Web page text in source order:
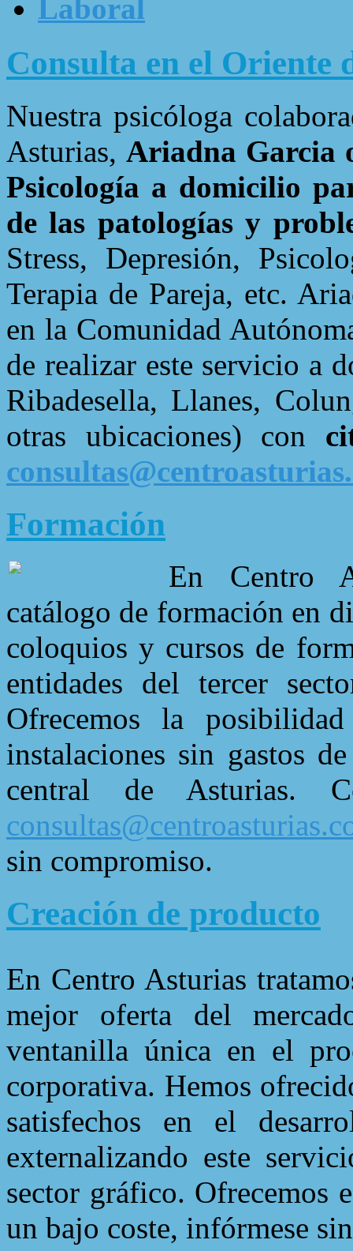
Laboral
Consulta en el Oriente
Nuestra psicóloga
Asturias, Ariadna Garcia
Psicología a domicilio
de las patologías y
Stress, Depresión,
Terapia de Pareja, etc.
en la Comunidad
de realizar este servicio a
Ribadesella, Llanes,
otras ubicaciones) con
Formación
En Centro
catálogo de formación en
coloquios y cursos de
entidades del tercer
Ofrecemos la
instalaciones sin gastos
central de Asturias.
sin compromiso.
Creación de producto
En Centro Asturias
mejor oferta del
ventanilla única en el
corporativa. Hemos
satisfechos en el
externalizando este
sector gráfico. Ofrecemos
un bajo coste, infórmese